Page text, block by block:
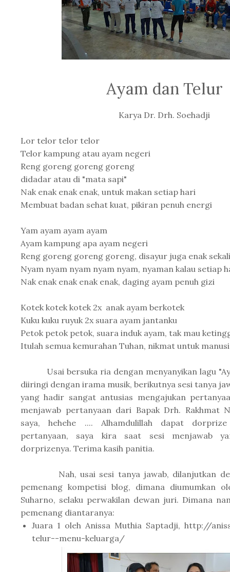
Ayam dan Telur
Karya Dr. Drh. Soehadji
Lor telor telor telor
Telor kampung atau ayam negeri
Reng goreng goreng goreng
didadar atau di "mata sapi"
Nak enak enak enak, untuk makan setiap hari
Membuat badan sehat kuat, pikiran penuh energi
Yam ayam ayam ayam
Ayam kampung apa ayam negeri
Reng goreng goreng goreng, disayur juga enak sekali
Nyam nyam nyam nyam nyam, nyaman kalau setiap
Nak enak enak enak enak, daging ayam penuh gizi
Kotek kotek kotek 2x anak ayam berkotek
Kuku kuku ruyuk 2x suara ayam jantanku
Petok petok petok, suara induk ayam, tak mau
Itulah semua kemurahan Tuhan, nikmat untuk
Usai bersuka ria dengan menyanyikan lagu
diiringi dengan irama musik, berikutnya sesi tanya
yang hadir sangat antusias mengajukan
menjawab pertanyaan dari Bapak Drh. Rakhmat
saya, hehehe .... Alhamdulillah dapat
pertanyaan, saya kira saat sesi menjawab
dorprizenya. Terima kasih panitia.
Nah, usai sesi tanya jawab, dilanjutkan
pemenang kompetisi blog, dimana diumumkan
Suharno, selaku perwakilan dewan juri. Dimana
pemenang diantaranya:
Juara 1 oleh Anissa Muthia Saptadji, http://
telur--menu-keluarga/